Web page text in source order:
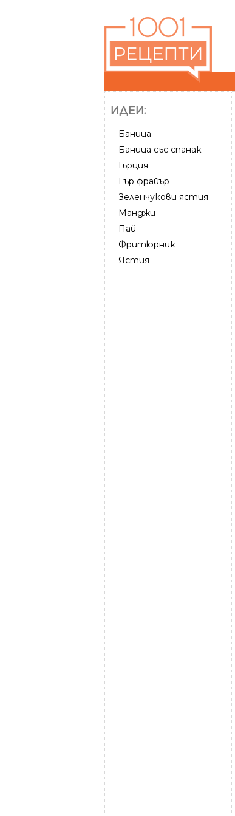
ИДЕИ:
Баница
Баница със спанак
Гърция
Еър фрайър
Зеленчукови ястия
Манджи
Пай
Фритюрник
Ястия